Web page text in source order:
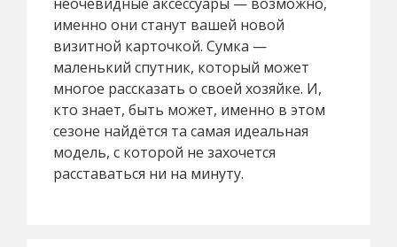
именно они станут вашей новой
визитной карточкой. Сумка —
маленький спутник, который может
многое рассказать о своей хозяйке. И,
кто знает, быть может, именно в этом
сезоне найдётся та самая идеальная
модель, с которой не захочется
расставаться ни на минуту.